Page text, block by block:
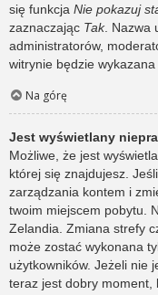
się funkcja Nie pokazuj
zaznaczając Tak. Nazwa
administratorów,
witrynie będzie
Na górę
Jest wyświetlany
Możliwe, że jest
której się znajdujesz.
zarządzania kontem i
twoim miejscem pobytu.
Zelandia. Zmiana strefy
może zostać wykonana
użytkowników. Jeżeli nie
teraz jest dobry moment,